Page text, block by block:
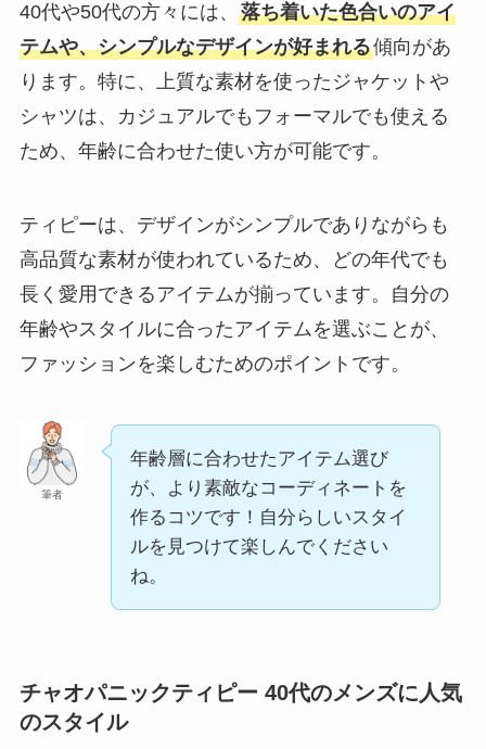
40代や50代の方々には、 落ち着いた色合いのアイ
テムや、シンプルなデザインが好まれる傾向があ
ります。特に、上質な素材を使ったジャケットや
シャツは、カジュアルでもフォーマルでも使える
ため、年齢に合わせた使い方が可能です。
ティピーは、デザインがシンプルでありながらも
高品質な素材が使われているため、どの年代でも
長く愛用できるアイテムが揃っています。自分の
年齢やスタイルに合ったアイテムを選ぶことが、
ファッションを楽しむためのポイントです。
筆者
年齢層に合わせたアイテム選び
が、より素敵なコーディネートを
作るコツです！自分らしいスタイ
ルを見つけて楽しんでください
ね。
チャオパニックティピー 40代のメンズに人気
のスタイル